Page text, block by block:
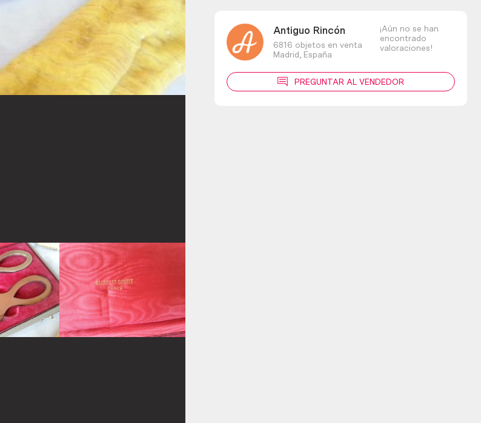
Antiguo Rincón
6816 objetos en venta
Madrid, España
¡Aún no se han
encontrado
valoraciones!
PREGUNTAR AL VENDEDOR